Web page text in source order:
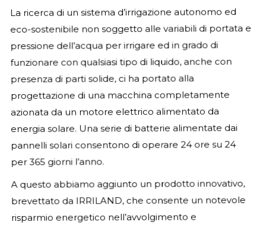
La ricerca di un sistema d’irrigazione autonomo ed
eco-sostenibile non soggetto alle variabili di portata e
pressione dell’acqua per irrigare ed in grado di
funzionare con qualsiasi tipo di liquido, anche con
presenza di parti solide, ci ha portato alla
progettazione di una macchina completamente
azionata da un motore elettrico alimentato da
energia solare. Una serie di batterie alimentate dai
pannelli solari consentono di operare 24 ore su 24
per 365 giorni l’anno.
A questo abbiamo aggiunto un prodotto innovativo,
brevettato da IRRILAND, che consente un notevole
risparmio energetico nell’avvolgimento e